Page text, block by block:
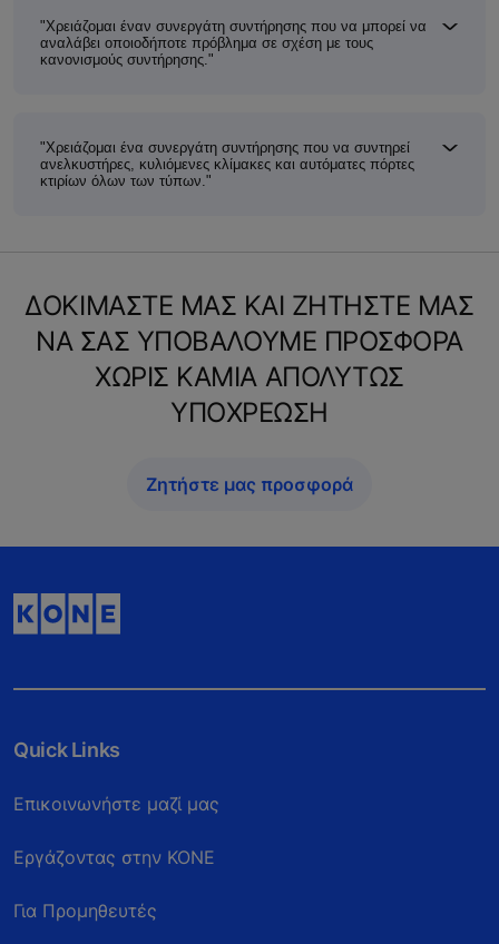
"Χρειάζομαι έναν συνεργάτη συντήρησης που να μπορεί να
αναλάβει οποιοδήποτε πρόβλημα σε σχέση με τους
κανονισμούς συντήρησης."
"Χρειάζομαι ένα συνεργάτη συντήρησης που να συντηρεί
ανελκυστήρες, κυλιόμενες κλίμακες και αυτόματες πόρτες
κτιρίων όλων των τύπων."
ΔΟΚΙΜΑΣΤΕ ΜΑΣ ΚΑΙ ΖΗΤΗΣΤΕ ΜΑΣ
ΝΑ ΣΑΣ ΥΠΟΒΑΛΟΥΜΕ ΠΡΟΣΦΟΡΑ
ΧΩΡΙΣ ΚΑΜΙΑ ΑΠΟΛΥΤΩΣ
ΥΠΟΧΡΕΩΣΗ
Ζητήστε μας προσφορά
Quick Links
Επικοινωνήστε μαζί μας
Eργάζοντας στην ΚΟΝΕ
Για Προμηθευτές